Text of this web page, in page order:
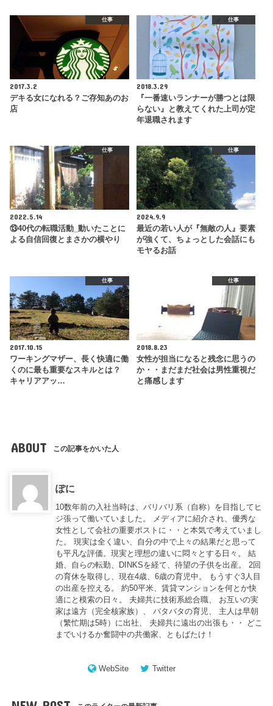
仕事
2017.3.2
デキる女になれる？ご存知あのお
店
仕事
2018.3.29
『一番速いランナーが勝つとは限
らない』と教えてくれた上司が定
年退職されます
仕事
2022.5.14
⑬40代の転職活動_動いたことに
よる自信回復とまさかの横やり
仕事
2024.9.9
最近の若い人が『無敵の人』要素
が強くて、ちょっとした会話にも
モヤるお話
仕事
2017.10.15
ワーキングマザー、長く快適に働
くのに最も重要なスキルとは？
キャリアアッ…
仕事
2018.8.23
女性が担当になると残念に思うの
か・・まだまだ社会は男性重視だ
と痛感します
ABOUT この記事をかいた人
ぽに
10数年前の入社当時は、バリバリ系（自称）を目指してヒ
ジ張って働いていました。 メディアに紹介され、優秀な
女性として会社の重要ポストに・・と本気で考えていまし
た。 現実は全く違い、自分の中で上々の結果だと思って
も平凡な評価。現実と理想の違いに悶々とする日々。 結
婚、自らの転勤、DINKSを経て、待望の子供を出産。 2回
の育休を取得し、現在4歳、6歳の育児中。 もうすぐ3人目
の出産を控える。 約50平米、賃貸マンションを何とか快
適にと模索の日々。 夫婦共に技術系総合職、 お互いの実
家は遠方（完全核家族）、 バタバタの育児、 主人は早朝
（繁忙期は5時）に出社、 夫婦共に遠出の出張も・・ どこ
までいけるか奮闘中の共働家、ともばたけ！
WebSite Twitter